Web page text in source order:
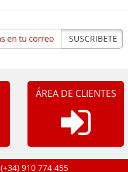
ÁREA DE CLIENTES
(+34) 910 774 455